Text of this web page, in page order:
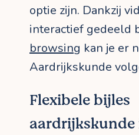
optie zijn. Dankzij
interactief gedeeld
browsing kan je er
Aardrijkskunde
Flexibele bijles
aardrijkskunde